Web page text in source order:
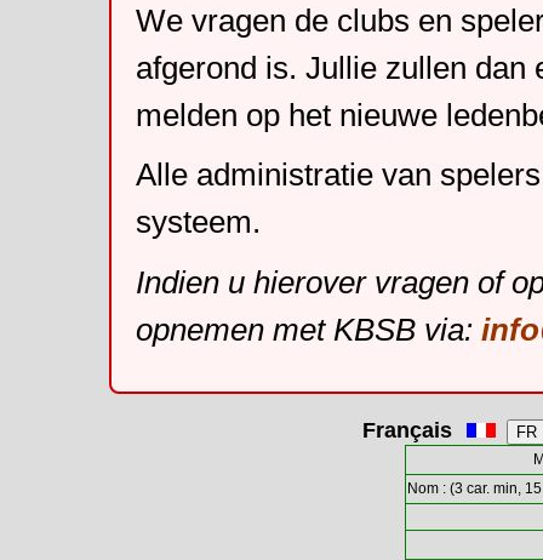
We vragen de clubs en
afgerond is. Jullie zullen dan
melden op het nieuwe
Alle administratie van
systeem.
Indien u hierover vragen of
opnemen met KBSB via:
Français
Nom : (3 car. min,